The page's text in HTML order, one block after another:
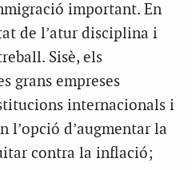
important. En
de l’atur disciplina i
Sisè, els
grans empreses
internacionals i
l’opció d’augmentar la
contra la inflació;